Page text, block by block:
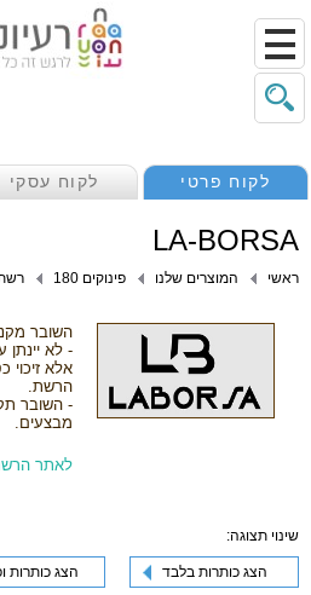
לקוח פרטי לקוח עסקי
LA-BORSA
ראשי המוצרים שלנו פינוקים 180
השובר מקנה
- לא יינתן
אלא זיכוי
הרשת.
- השובר
מבצעים.
לאתר
שינוי תצוגה:
הצג כותרות בלבד הצג כותרות